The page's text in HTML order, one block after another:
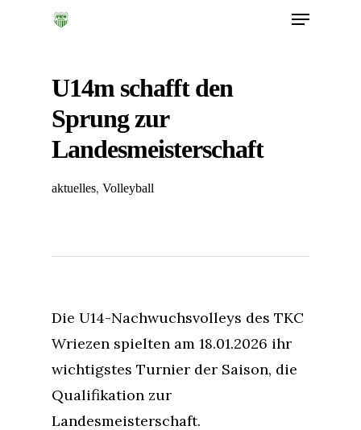
U14m schafft den
Sprung zur
Landesmeisterschaft
aktuelles, Volleyball
Die U14-Nachwuchsvolleys des TKC
Wriezen spielten am 18.01.2026 ihr
wichtigstes Turnier der Saison, die
Qualifikation zur
Landesmeisterschaft.